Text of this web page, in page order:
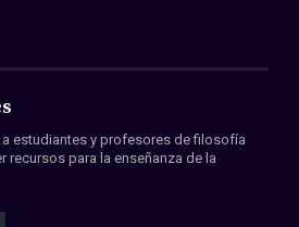
estudiantes y profesores de filosofía
recursos para la enseñanza de la